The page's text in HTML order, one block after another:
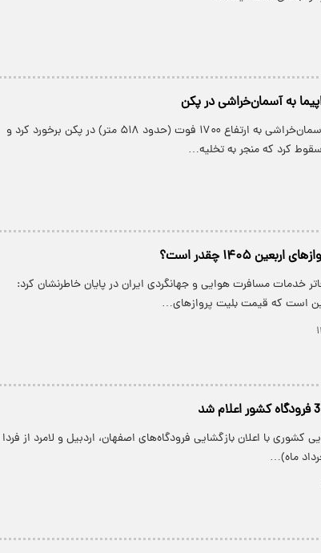
به آسمان‌خراشی در پکن
یک هواپیما با آسمان‌خراشی به ارتفاع ۱۷۰۰ فوت (حدود ۵۱۸ متر) در پکن برخورد کرد و
کرد که منجر به تخلیه…
۱۴۰۵ چقدر است؟
خدمات مسافرت هوایی و جهانگردی ایران در پایان خاطرنشان کرد:
است که قیمت بلیت پروازهای…
کشوری با اعلان بازگشایی فرودگاه‌های اصفهان، اردبیل و لامرد از فردا
ماه)…